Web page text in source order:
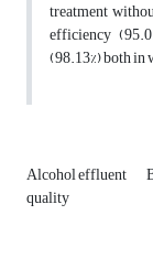
treatment
efficiency
(98.13%) both in
Alcohol effluent
quality